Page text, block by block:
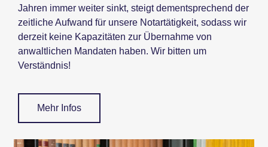
Jahren immer weiter sinkt, steigt dementsprechend der
zeitliche Aufwand für unsere Notartätigkeit, sodass wir
derzeit keine Kapazitäten zur Übernahme von
anwaltlichen Mandaten haben. Wir bitten um
Verständnis!
Mehr Infos